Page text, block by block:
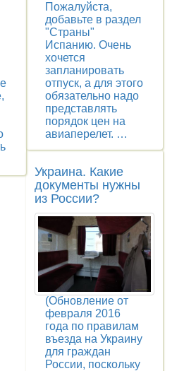
Пожалуйста,
добавьте в раздел
"Страны"
Испанию. Очень
хочется
запланировать
отпуск, а для этого
обязательно надо
представлять
порядок цен на
авиаперелет. …
Украина. Какие
документы нужны
из России?
(Обновление от
февраля 2016
года по правилам
въезда на Украину
для граждан
России, поскольку